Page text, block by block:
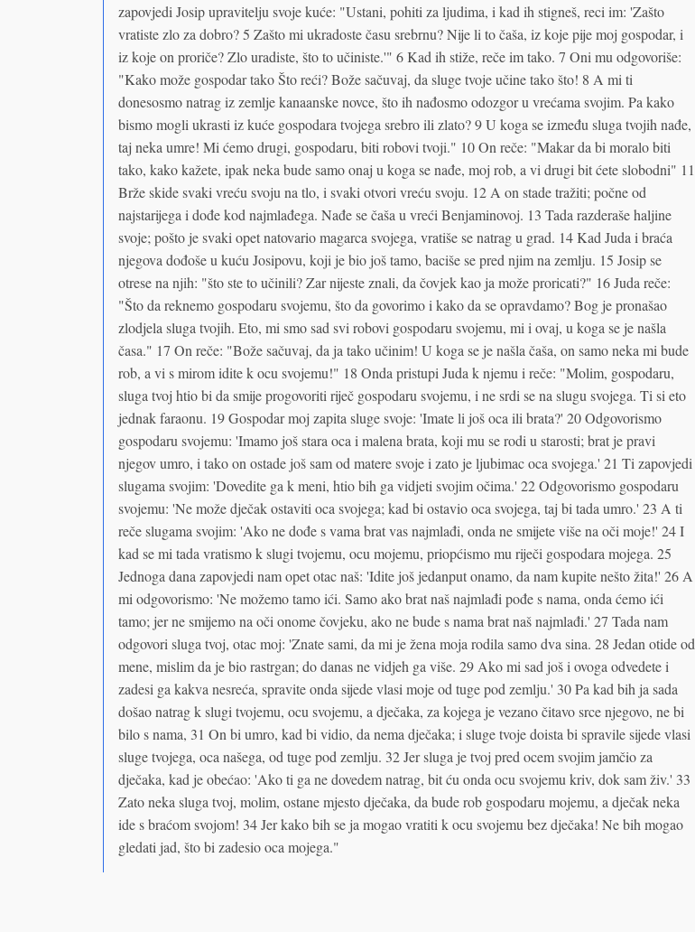
zapovjedi Josip upravitelju svoje kuće: "Ustani, pohiti za ljudima, i kad ih stigneš, reci im: 'Zašto
vratiste zlo za dobro? 5 Zašto mi ukradoste času srebrnu? Nije li to čaša, iz koje pije moj gospodar, i
iz koje on proriče? Zlo uradiste, što to učiniste.'" 6 Kad ih stiže, reče im tako. 7 Oni mu odgovoriše:
"Kako može gospodar tako Što reći? Bože sačuvaj, da sluge tvoje učine tako što! 8 A mi ti
donesosmo natrag iz zemlje kanaanske novce, što ih nađosmo odozgor u vrećama svojim. Pa kako
bismo mogli ukrasti iz kuće gospodara tvojega srebro ili zlato? 9 U koga se između sluga tvojih nađe,
taj neka umre! Mi ćemo drugi, gospodaru, biti robovi tvoji." 10 On reče: "Makar da bi moralo biti
tako, kako kažete, ipak neka bude samo onaj u koga se nađe, moj rob, a vi drugi bit ćete slobodni" 11
Brže skide svaki vreću svoju na tlo, i svaki otvori vreću svoju. 12 A on stade tražiti; počne od
najstarijega i dođe kod najmlađega. Nađe se čaša u vreći Benjaminovoj. 13 Tada razderaše haljine
svoje; pošto je svaki opet natovario magarca svojega, vratiše se natrag u grad. 14 Kad Juda i braća
njegova dođoše u kuću Josipovu, koji je bio još tamo, baciše se pred njim na zemlju. 15 Josip se
otrese na njih: "što ste to učinili? Zar nijeste znali, da čovjek kao ja može proricati?" 16 Juda reče:
"Što da reknemo gospodaru svojemu, što da govorimo i kako da se opravdamo? Bog je pronašao
zlodjela sluga tvojih. Eto, mi smo sad svi robovi gospodaru svojemu, mi i ovaj, u koga se je našla
časa." 17 On reče: "Bože sačuvaj, da ja tako učinim! U koga se je našla čaša, on samo neka mi bude
rob, a vi s mirom idite k ocu svojemu!" 18 Onda pristupi Juda k njemu i reče: "Molim, gospodaru,
sluga tvoj htio bi da smije progovoriti riječ gospodaru svojemu, i ne srdi se na slugu svojega. Ti si eto
jednak faraonu. 19 Gospodar moj zapita sluge svoje: 'Imate li još oca ili brata?' 20 Odgovorismo
gospodaru svojemu: 'Imamo još stara oca i malena brata, koji mu se rodi u starosti; brat je pravi
njegov umro, i tako on ostade još sam od matere svoje i zato je ljubimac oca svojega.' 21 Ti zapovjedi
slugama svojim: 'Dovedite ga k meni, htio bih ga vidjeti svojim očima.' 22 Odgovorismo gospodaru
svojemu: 'Ne može dječak ostaviti oca svojega; kad bi ostavio oca svojega, taj bi tada umro.' 23 A ti
reče slugama svojim: 'Ako ne dođe s vama brat vas najmlađi, onda ne smijete više na oči moje!' 24 I
kad se mi tada vratismo k slugi tvojemu, ocu mojemu, priopćismo mu riječi gospodara mojega. 25
Jednoga dana zapovjedi nam opet otac naš: 'Idite još jedanput onamo, da nam kupite nešto žita!' 26 A
mi odgovorismo: 'Ne možemo tamo ići. Samo ako brat naš najmlađi pođe s nama, onda ćemo ići
tamo; jer ne smijemo na oči onome čovjeku, ako ne bude s nama brat naš najmlađi.' 27 Tada nam
odgovori sluga tvoj, otac moj: 'Znate sami, da mi je žena moja rodila samo dva sina. 28 Jedan otide od
mene, mislim da je bio rastrgan; do danas ne vidjeh ga više. 29 Ako mi sad još i ovoga odvedete i
zadesi ga kakva nesreća, spravite onda sijede vlasi moje od tuge pod zemlju.' 30 Pa kad bih ja sada
došao natrag k slugi tvojemu, ocu svojemu, a dječaka, za kojega je vezano čitavo srce njegovo, ne bi
bilo s nama, 31 On bi umro, kad bi vidio, da nema dječaka; i sluge tvoje doista bi spravile sijede vlasi
sluge tvojega, oca našega, od tuge pod zemlju. 32 Jer sluga je tvoj pred ocem svojim jamčio za
dječaka, kad je obećao: 'Ako ti ga ne dovedem natrag, bit ću onda ocu svojemu kriv, dok sam živ.' 33
Zato neka sluga tvoj, molim, ostane mjesto dječaka, da bude rob gospodaru mojemu, a dječak neka
ide s braćom svojom! 34 Jer kako bih se ja mogao vratiti k ocu svojemu bez dječaka! Ne bih mogao
gledati jad, što bi zadesio oca mojega."